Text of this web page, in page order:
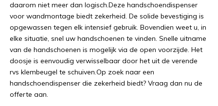
daarom niet meer dan logisch.Deze handschoendispenser
voor wandmontage biedt zekerheid. De solide bevestiging is
opgewassen tegen elk intensief gebruik. Bovendien weet u, in
elke situatie, snel uw handschoenen te vinden. Snelle uitname
van de handschoenen is mogelijk via de open voorzijde. Het
doosje is eenvoudig verwisselbaar door het uit de verende
rvs klembeugel te schuiven.Op zoek naar een
handschoendispenser die zekerheid biedt? Vraag dan nu de
offerte aan.